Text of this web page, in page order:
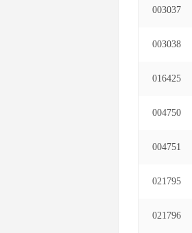
003037
003038
016425
004750
004751
021795
021796